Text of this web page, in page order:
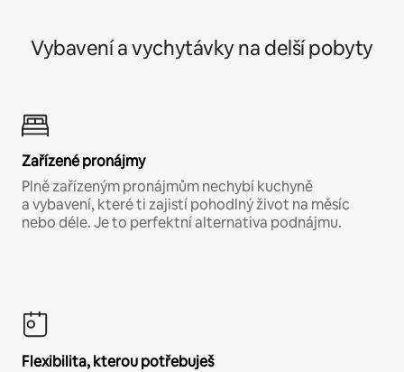
Vybavení a vychytávky na delší pobyty
Zařízené pronájmy
Plně zařízeným pronájmům nechybí kuchyně
a vybavení, které ti zajistí pohodlný život na měsíc
nebo déle. Je to perfektní alternativa podnájmu.
Flexibilita, kterou potřebuješ